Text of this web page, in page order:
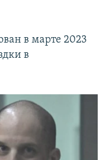
в марте 2023
в